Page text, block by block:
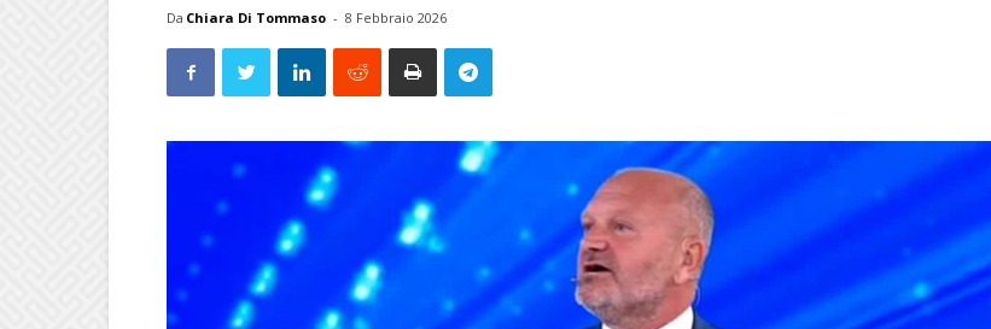
Da Chiara Di Tommaso - 8 Febbraio 2026